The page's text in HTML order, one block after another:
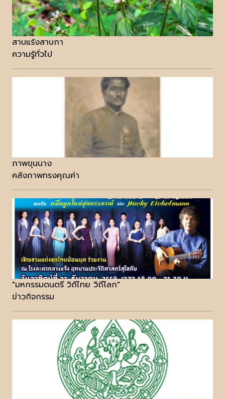
สาบแร้งสาบกา
ความรู้ทั่วไป
ภาพขุนนาง
คลังภาพทรงคุณค่า
"มหกรรมดนตรี วิถีไทย วิถีโลก"
ข่าวกิจกรรม